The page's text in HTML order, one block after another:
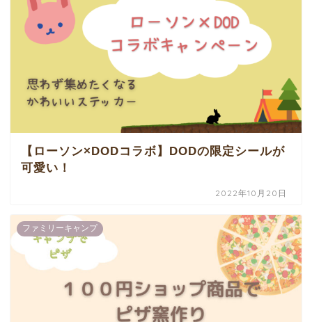
【ローソン×DODコラボ】DODの限定シールが
可愛い！
2022年10月20日
ファミリーキャンプ